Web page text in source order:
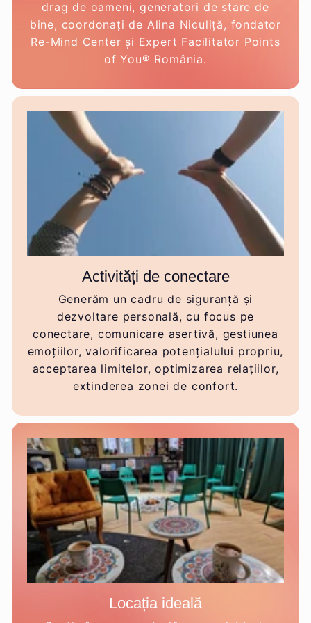
drag de oameni, generatori de stare de
bine, coordonați de Alina Niculiță, fondator
Re-Mind Center și Expert Facilitator Points
of You® România.
Activități de conectare
Generăm un cadru de siguranță și
dezvoltare personală, cu focus pe
conectare, comunicare asertivă, gestiunea
emoțiilor, valorificarea potențialului propriu,
acceptarea limitelor, optimizarea relațiilor,
extinderea zonei de confort.
Locația ideală